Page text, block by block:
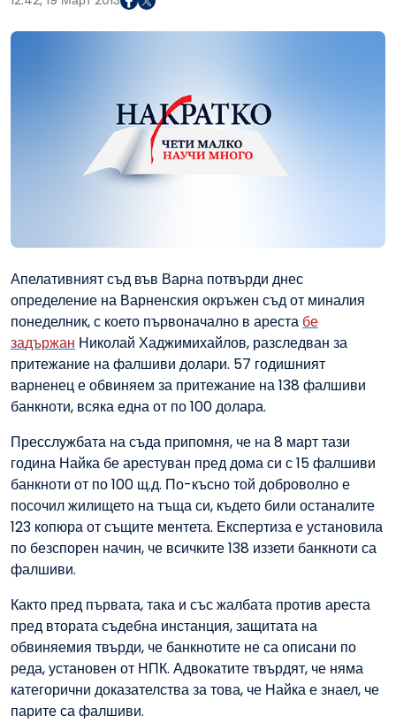
Апелативният съд във Варна потвърди днес
определение на Варненския окръжен съд от миналия
понеделник, с което първоначално в ареста бе
задържан Николай Хаджимихайлов, разследван за
притежание на фалшиви долари. 57 годишният
варненец е обвиняем за притежание на 138 фалшиви
банкноти, всяка една от по 100 долара.
Пресслужбата на съда припомня, че на 8 март тази
година Найка бе арестуван пред дома си с 15 фалшиви
банкноти от по 100 щ.д. По-късно той доброволно е
посочил жилището на тъща си, където били останалите
123 копюра от същите ментета. Експертиза е установила
по безспорен начин, че всичките 138 иззети банкноти са
фалшиви.
Както пред първата, така и със жалбата против ареста
пред втората съдебна инстанция, защитата на
обвиняемия твърди, че банкнотите не са описани по
реда, установен от НПК. Адвокатите твърдят, че няма
категорични доказателства за това, че Найка е знаел, че
парите са фалшиви.